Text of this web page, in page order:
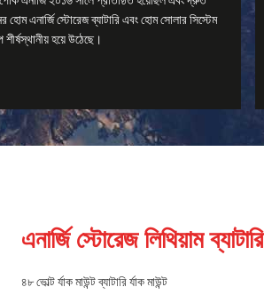
হোম এনার্জি স্টোরেজ ব্যাটারি এবং হোম সোলার সিস্টেম
শীর্ষস্থানীয় হয়ে উঠেছে।
এনার্জি স্টোরেজ লিথিয়াম ব্যাটারি
৪৮ ভোল্ট র্যাক মাউন্ট ব্যাটারি র্যাক মাউন্ট